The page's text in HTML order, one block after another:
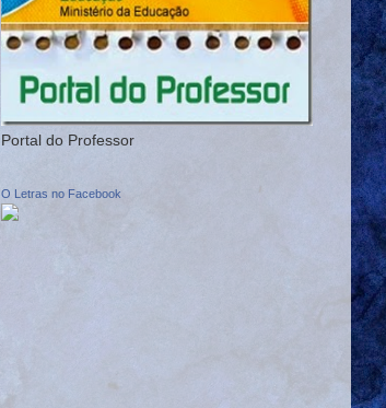
Portal do Professor
O Letras no Facebook